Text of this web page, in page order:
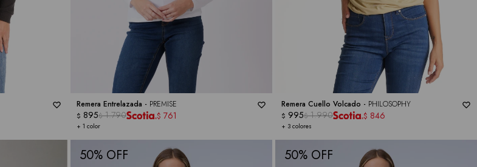
Remera Entrelazada - PREMISE
+ 1 color
$ 895$ 1.790 $ 761
Remera Cuello Volcado - PHILOSOPHY
+ 3 colores
$ 995$ 1.990 $ 846
50 50